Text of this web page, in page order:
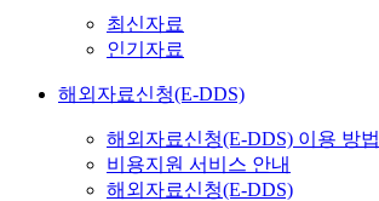
최신자료
인기자료
해외자료신청(E-DDS)
해외자료신청(E-DDS) 이용 방법
비용지원 서비스 안내
해외자료신청(E-DDS)